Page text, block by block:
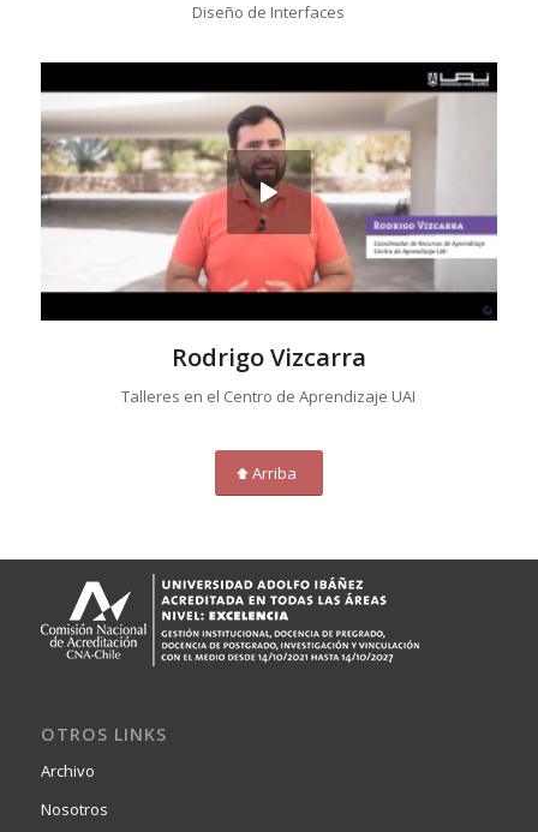
Diseño de Interfaces
Rodrigo Vizcarra
Talleres en el Centro de Aprendizaje UAI
Arriba
OTROS LINKS
Archivo
Nosotros